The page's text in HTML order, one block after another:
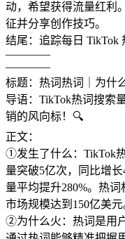
动，希望获得流量红利
征并分享创作技巧。
结尾：追踪每日 TikTok
————
————
标题：热词热词｜为什
导语：TikTok热词搜索
销的风向标！🔍
正文：
①发生了什么：TikTok
量突破5亿次，同比增
量平均提升280%。热
市场规模达到150亿美元
②为什么火：热词是用